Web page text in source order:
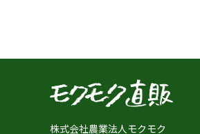
株式会社農業法人モクモク